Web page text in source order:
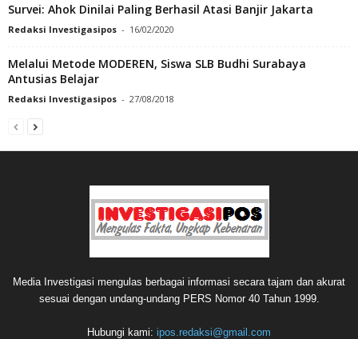
Survei: Ahok Dinilai Paling Berhasil Atasi Banjir Jakarta
Redaksi Investigasipos - 16/02/2020
Melalui Metode MODEREN, Siswa SLB Budhi Surabaya
Antusias Belajar
Redaksi Investigasipos - 27/08/2018
Media Investigasi mengulas berbagai informasi secara tajam dan akurat
sesuai dengan undang-undang PERS Nomor 40 Tahun 1999.
Hubungi kami: ipos.redaksi@gmail.com